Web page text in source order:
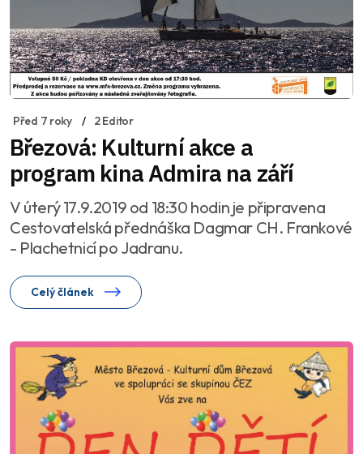
Před 7 roky 2 Editor
Březová: Kulturní akce a
program kina Admira na září
V úterý 17.9.2019 od 18:30 hodin je připravena
Cestovatelská přednáška Dagmar CH. Frankové
- Plachetnicí po Jadranu.
Celý článek